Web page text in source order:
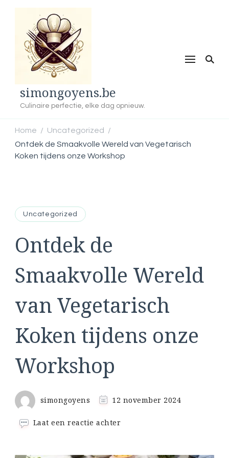
simongoyens.be
Culinaire perfectie, elke dag opnieuw.
Home / Uncategorized
/
Ontdek de Smaakvolle Wereld van Vegetarisch
Koken tijdens onze Workshop
Uncategorized
Ontdek de
Smaakvolle Wereld
van Vegetarisch
Koken tijdens onze
Workshop
simongoyens 12 november 2024
Laat een reactie achter
Smaakvolle